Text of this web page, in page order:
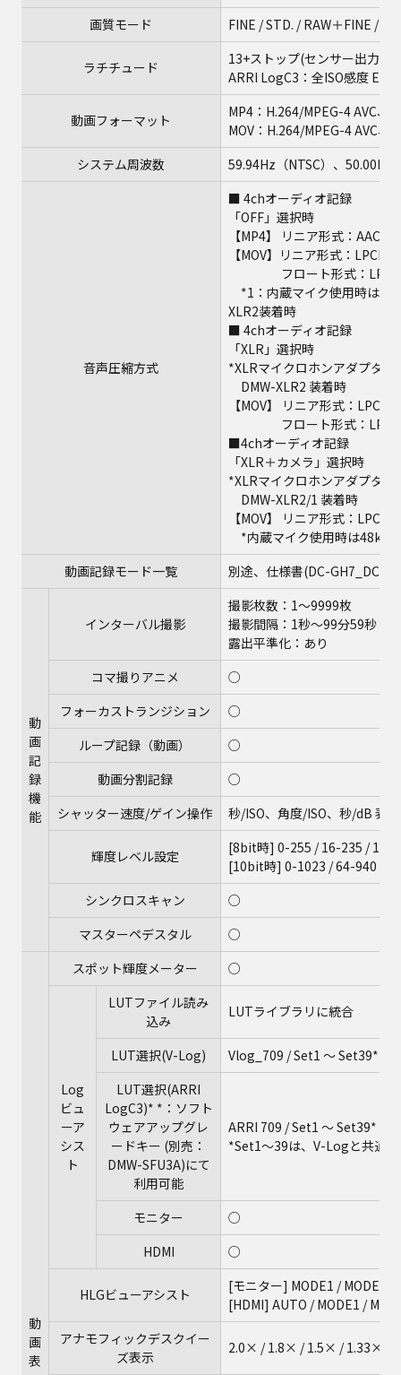
画質モード
FINE / STD. / RAW＋FINE /
ラチチュード
13+ストップ(センサー出力
ARRI LogC3：全ISO感度
動画フォーマット
MP4：H.264/MPEG-4 AVC、
MOV：H.264/MPEG-4 AVC
システム周波数
59.94Hz（NTSC）、50.00Hz
音声圧縮方式
■ 4chオーディオ記録
「OFF」選択時
【MP4】 リニア形式：
【MOV】リニア形式：
フロート形式：
*1：内蔵マイク使用時は
XLR2装着時
■ 4chオーディオ記録
「XLR」選択時
*XLRマイクロホンアダプター
DMW-XLR2 装着時
【MOV】 リニア形式：
フロート形式：
■4chオーディオ記録
「XLR＋カメラ」選択時
*XLRマイクロホンアダプター
DMW-XLR2/1 装着時
【MOV】 リニア形式：
*内蔵マイク使用時は48kHz
動画記録モード一覧
別途、仕様書(DC-GH7_DC-
動
画
記
録
機
能
インターバル撮影
撮影枚数：1～9999枚
撮影間隔：1秒～99分59秒 撮
露出平準化：あり
コマ撮りアニメ
○
フォーカストランジション
○
ループ記録（動画）
○
動画分割記録
○
シャッター速度/ゲイン操作
秒/ISO、角度/ISO、秒/dB 表
輝度レベル設定
[8bit時] 0-255 / 16-235 / 16-
[10bit時] 0-1023 / 64-940 /
シンクロスキャン
○
マスターペデスタル
○
動
画
表
スポット輝度メーター ○
Log
ビュ
ーア
シス
ト
LUTファイル読み
込み
LUTライブラリに統合
LUT選択(V-Log)
Vlog_709 / Set1 ～ Set39*
LUT選択(ARRI
LogC3)* *：ソフト
ウェアアップグレ
ードキー (別売：
DMW-SFU3A)にて
利用可能
ARRI 709 / Set1 ～ Set39*
*Set1～39は、V-Logと共通
モニター
○
HDMI
○
HLGビューアシスト
[モニター] MODE1 / MODE2 /
[HDMI] AUTO / MODE1 /
アナモフィックデスクイー
ズ表示
2.0× / 1.8× / 1.5× / 1.33× /